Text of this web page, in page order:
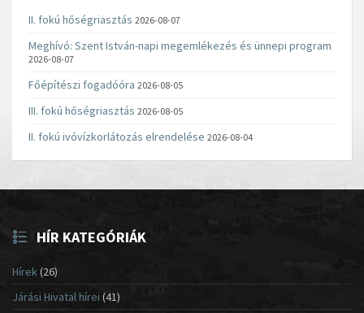
II. fokú hőségriasztás 2026-08-07
Meghívó: Szent István-napi megemlékezés és ünnepi program
2026-08-07
Főépítészi fogadóóra 2026-08-05
III. fokú hőségriasztás 2026-08-05
II. fokú ivóvízkorlátozás elrendelése 2026-08-04
HÍR KATEGÓRIÁK
Hírek(26)
Járási Hivatal hírei (41)